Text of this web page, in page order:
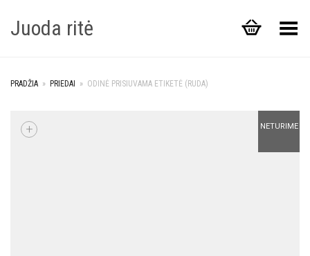
Juoda ritė Toggle Menu
PRADŽIA » PRIEDAI » ODINĖ PRISIUVAMA ETIKETĖ (RUDA)
NETURIME
+